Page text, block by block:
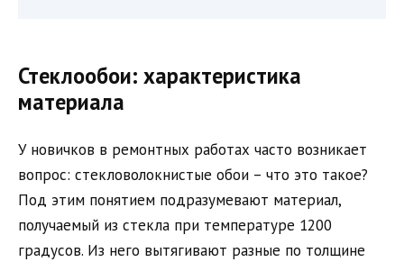
Стеклообои: характеристика
материала
У новичков в ремонтных работах часто возникает
вопрос: стекловолокнистые обои – что это такое?
Под этим понятием подразумевают материал,
получаемый из стекла при температуре 1200
градусов. Из него вытягивают разные по толщине